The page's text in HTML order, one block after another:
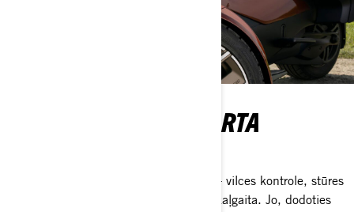
LUKSUSS IR STANDARTA
Iegūsti visas funkcijas, kas tev patīk — vilces kontrole, stūres
pastiprinātājs, kruīza kontrole un atpakaļgaita. Jo, dodoties